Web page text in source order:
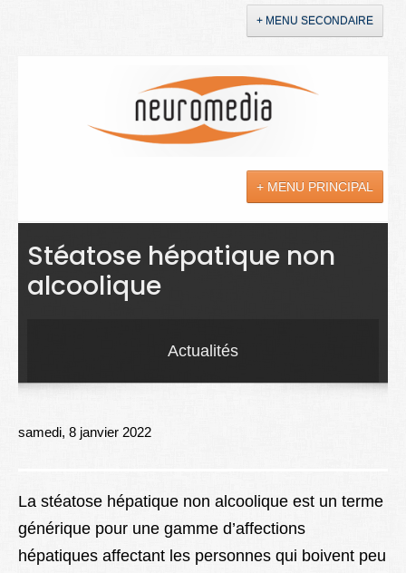
+ MENU SECONDAIRE
+ MENU PRINCIPAL
Actualités
Sciences
Droit
Lexique
Stéatose hépatique non
alcoolique
Actualités
samedi, 8 janvier 2022
La stéatose hépatique non alcoolique est un terme
générique pour une gamme d’affections
hépatiques affectant les personnes qui boivent peu